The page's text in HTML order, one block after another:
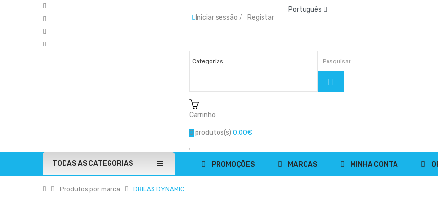
Iniciar sessão / Registar
Português
Carrinho
0 produtos(s) 0,00€
TODAS AS CATEGORIAS PROMOÇÕES MARCAS MINHA CONTA
Produtos por marca DBILAS DYNAMIC